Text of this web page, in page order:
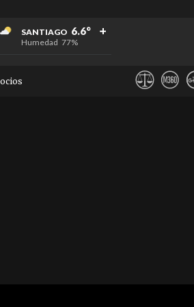
SANTIAGO 6.6°
Humedad 77%
+
+
+